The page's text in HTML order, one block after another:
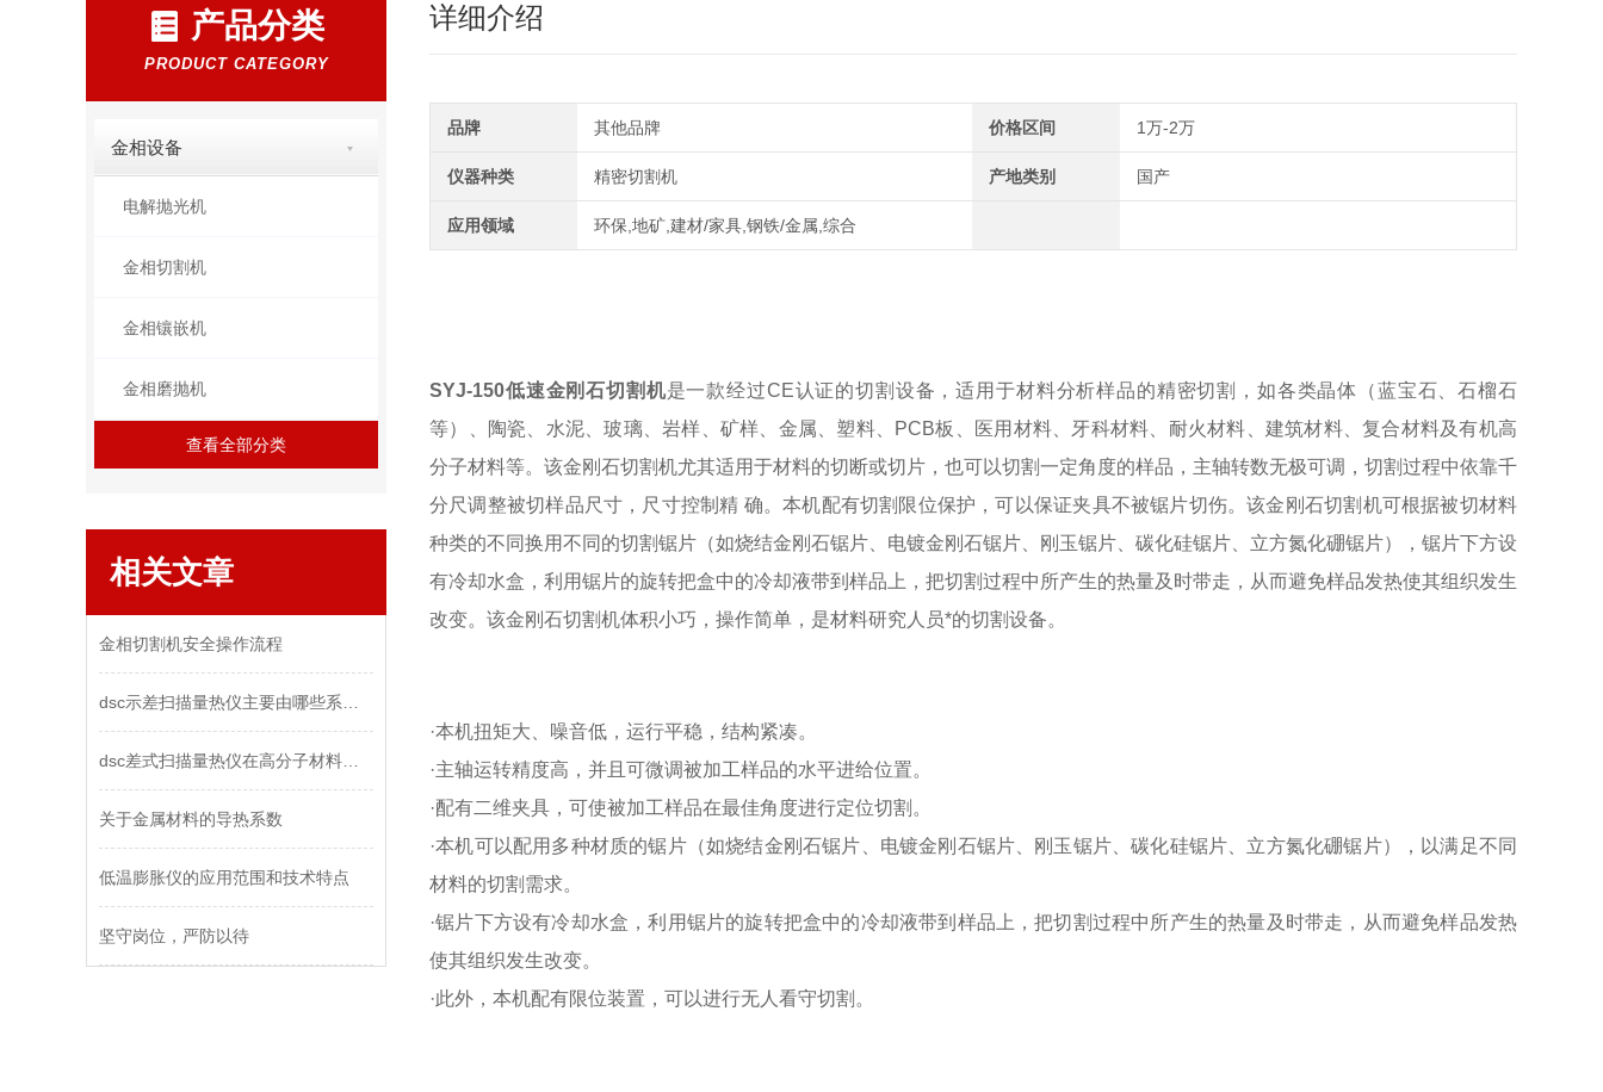
产品分类
PRODUCT CATEGORY
金相设备
电解抛光机
金相切割机
金相镶嵌机
金相磨抛机
查看全部分类
相关文章
金相切割机安全操作流程
关于金属材料的导热系数
低温膨胀仪的应用范围和技术特点
坚守岗位，严防以待
详细介绍
品牌 其他品牌 价格区间 1万-2万
仪器种类 精密切割机 产地类别 国产
应用领域 环保,地矿,建材/家具,钢铁/金属,综合
SYJ-150低速金刚石切割机是一款经过CE认证的切割设备，适用于材料分析样品的精密切割，如各类晶体（蓝宝石、石榴石
等）、陶瓷、水泥、玻璃、岩样、矿样、金属、塑料、PCB板、医用材料、牙科材料、耐火材料、建筑材料、复合材料及有机高
分子材料等。该金刚石切割机尤其适用于材料的切断或切片，也可以切割一定角度的样品，主轴转数无极可调，切割过程中依靠千
分尺调整被切样品尺寸，尺寸控制精 确。本机配有切割限位保护，可以保证夹具不被锯片切伤。该金刚石切割机可根据被切材料
种类的不同换用不同的切割锯片（如烧结金刚石锯片、电镀金刚石锯片、刚玉锯片、碳化硅锯片、立方氮化硼锯片），锯片下方设
有冷却水盒，利用锯片的旋转把盒中的冷却液带到样品上，把切割过程中所产生的热量及时带走，从而避免样品发热使其组织发生
改变。该金刚石切割机体积小巧，操作简单，是材料研究人员*的切割设备。
·本机扭矩大、噪音低，运行平稳，结构紧凑。
·主轴运转精度高，并且可微调被加工样品的水平进给位置。
·配有二维夹具，可使被加工样品在最佳角度进行定位切割。
·本机可以配用多种材质的锯片（如烧结金刚石锯片、电镀金刚石锯片、刚玉锯片、碳化硅锯片、立方氮化硼锯片），以满足不同
材料的切割需求。
·锯片下方设有冷却水盒，利用锯片的旋转把盒中的冷却液带到样品上，把切割过程中所产生的热量及时带走，从而避免样品发热
使其组织发生改变。
·此外，本机配有限位装置，可以进行无人看守切割。